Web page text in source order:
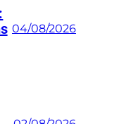
04/08/2026